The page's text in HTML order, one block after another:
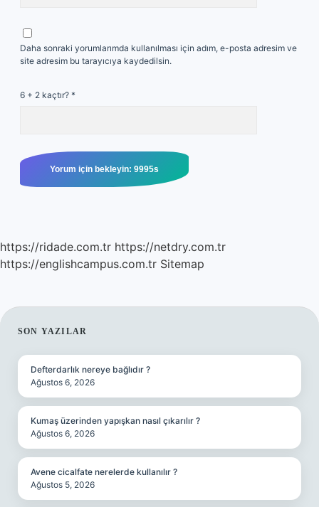
Daha sonraki yorumlarımda kullanılması için adım, e-posta adresim ve
site adresim bu tarayıcıya kaydedilsin.
6 + 2 kaçtır? *
https://ridade.com.tr https://netdry.com.tr
https://englishcampus.com.tr Sitemap
SIDEBAR
SON YAZILAR
Defterdarlık nereye bağlıdır ?
Ağustos 6, 2026
Kumaş üzerinden yapışkan nasıl çıkarılır ?
Ağustos 6, 2026
Avene cicalfate nerelerde kullanılır ?
Ağustos 5, 2026